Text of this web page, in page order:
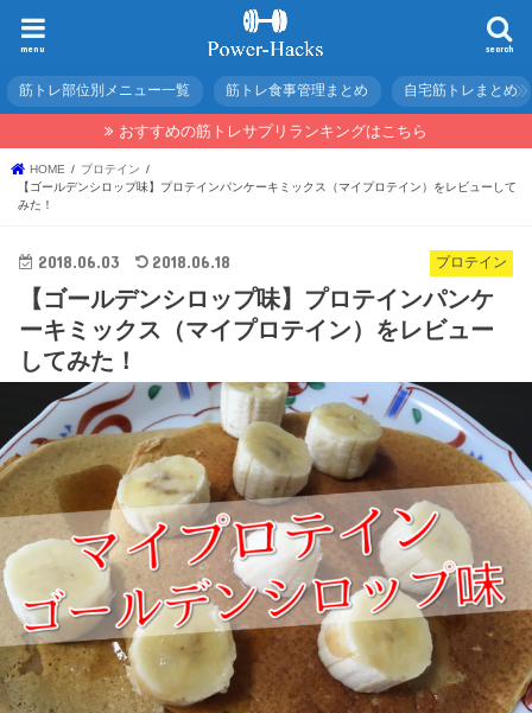
search
menu
筋トレ部位別メニュー一覧 筋トレ食事管理まとめ 自宅筋トレまとめ
おすすめの筋トレサプリランキングはこちら
HOME
プロテイン
【ゴールデンシロップ味】プロテインパンケーキミックス（マイプロテイン）をレビューして
みた！
プロテイン
2018.06.03 2018.06.18
【ゴールデンシロップ味】プロテインパンケ
ーキミックス（マイプロテイン）をレビュー
してみた！